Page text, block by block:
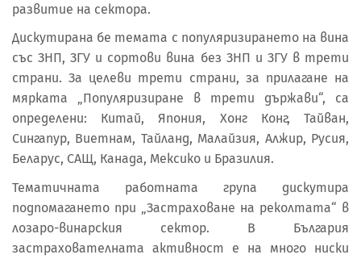
развитие на сектора.
Дискутирана бе темата с популяризирането на вина
със ЗНП, ЗГУ и сортови вина без ЗНП и ЗГУ в трети
страни. За целеви трети страни, за прилагане на
мярката „Популяризиране в трети държави“, са
определени: Китай, Япония, Хонг Конг, Тайван,
Сингапур, Виетнам, Тайланд, Малайзия, Алжир, Русия,
Беларус, САЩ, Канада, Мексико и Бразилия.
Тематичната работната група дискутира
подпомагането при „Застраховане на реколтата“ в
лозаро-винарския сектор. В България
застрахователната активност е на много ниски